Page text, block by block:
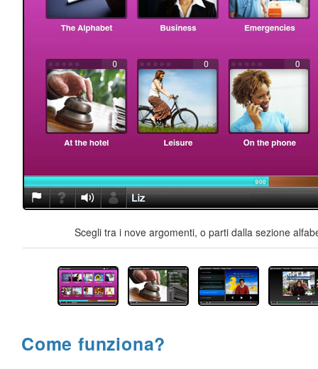
Scegli tra i nove argomenti, o parti dalla sezione
Come funziona?